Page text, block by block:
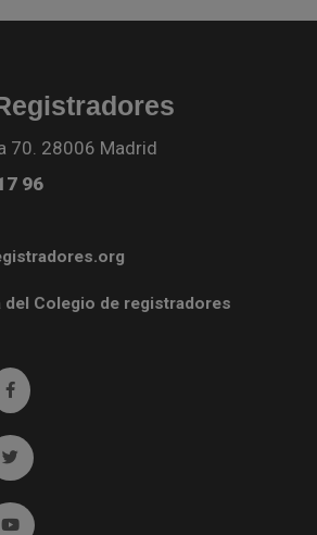
70. 28006 Madrid
96
del Colegio de registradores
Ir a facebook (abre en ventana nueva)
Ir a twitter (abre en ventana nueva)
Ir a YouTube (abre en ventana nueva)